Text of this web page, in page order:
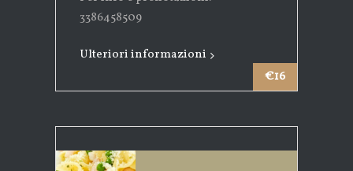
€16
3386458509
Ulteriori informazioni